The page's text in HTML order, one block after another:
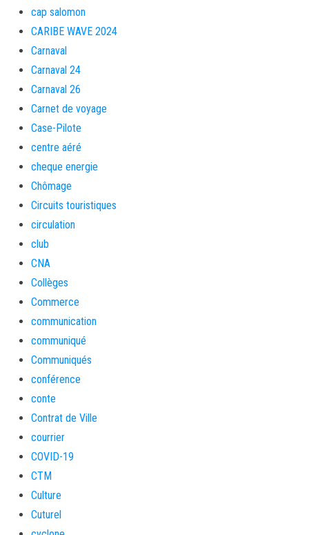
cap salomon
CARIBE WAVE 2024
Carnaval
Carnaval 24
Carnaval 26
Carnet de voyage
Case-Pilote
centre aéré
cheque energie
Chômage
Circuits touristiques
circulation
club
CNA
Collèges
Commerce
communication
communiqué
Communiqués
conférence
conte
Contrat de Ville
courrier
COVID-19
CTM
Culture
Cuturel